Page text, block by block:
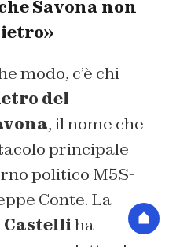
Savona non
modo, c’è chi
del
, il nome che
principale
politico M5S-
Conte. La
ha